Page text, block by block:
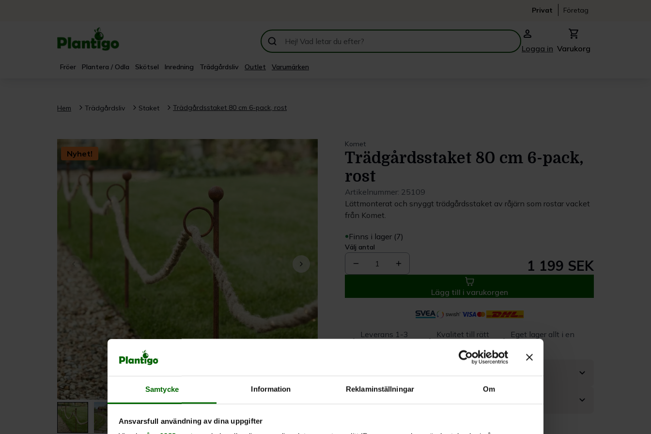
Samtycke Information Reklaminställningar Om
Ansvarsfull användning av dina uppgifter
Privat Företag
person
Logga in
shopping_cart
Varukorg
Fröer Plantera / Odla Skötsel Inredning Trädgårdsliv Outlet Varumärken
Hem Trädgårdsliv Staket Trädgårdsstaket 80 cm 6-pack, rost
Nyhet!
Komet
Trädgårdsstaket 80 cm 6-pack,
rost
Artikelnummer: 25109
Lättmonterat och snyggt trädgårdsstaket av råjärn som rostar vacket
från Komet.
Finns i lager (7)
Välj antal
1 1 199 SEK
Lägg till i varukorgen
Leverans 1-3
Kvalitet till rätt
Eget lager allt i en